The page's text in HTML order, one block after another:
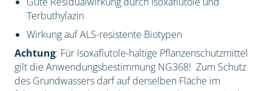
Terbuthylazin
Wirkung auf ALS-resistente Biotypen
Achtung: Für Isoxaflutole-haltige Pflanzenschutzmittel
gilt die Anwendungsbestimmung NG368! Zum Schutz
des Grundwassers darf auf derselben Fläche im